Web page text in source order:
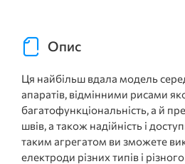
Опис
Ця найбільш вдала модель
апаратів, відмінними рисами
багатофункціональність, а й
швів, а також надійність і
таким агрегатом ви зможете
електроди різних типів і